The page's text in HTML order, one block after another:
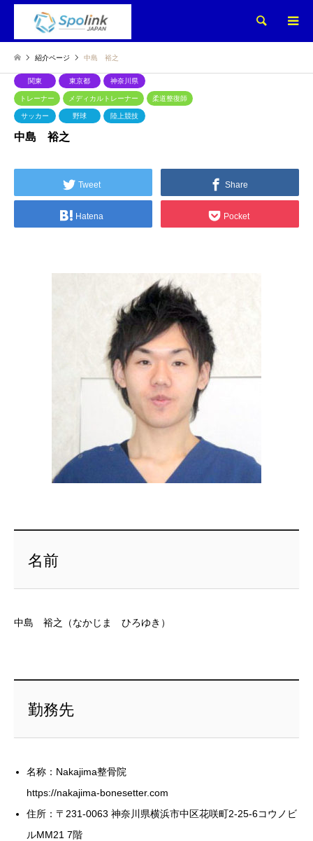
検索
紹介ページ 中島 裕之
関東 東京都 神奈川県
トレーナー メディカルトレーナー 柔道整復師
サッカー 野球 陸上競技
中島 裕之
Tweet Share
Hatena Pocket
名前
中島 裕之（なかじま ひろゆき）
勤務先
名称：Nakajima整骨院
https://nakajima-bonesetter.com
住所：〒231-0063 神奈川県横浜市中区花咲町2-25-6コウノビ
ルMM21 7階